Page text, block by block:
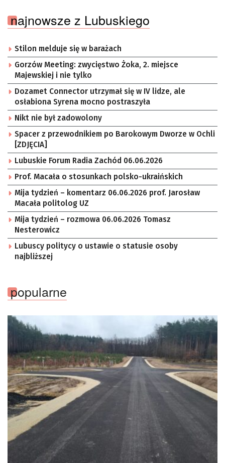
najnowsze z Lubuskiego
Stilon melduje się w barażach
Gorzów Meeting: zwycięstwo Żoka, 2. miejsce
Majewskiej i nie tylko
Dozamet Connector utrzymał się w IV lidze, ale
osłabiona Syrena mocno postraszyła
Nikt nie był zadowolony
Spacer z przewodnikiem po Barokowym Dworze w Ochli
[ZDJĘCIA]
Lubuskie Forum Radia Zachód 06.06.2026
Prof. Macała o stosunkach polsko-ukraińskich
Mija tydzień – komentarz 06.06.2026 prof. Jarosław
Macała politolog UZ
Mija tydzień – rozmowa 06.06.2026 Tomasz
Nesterowicz
Lubuscy politycy o ustawie o statusie osoby
najbliższej
popularne